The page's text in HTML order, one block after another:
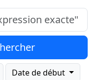
exacte"
Date de début